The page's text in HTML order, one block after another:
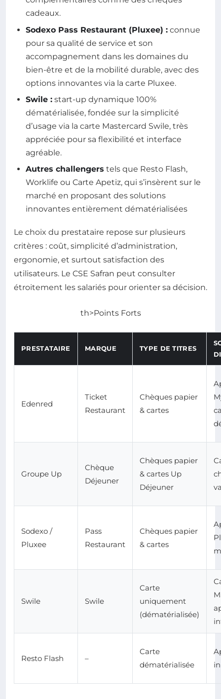
cadeaux.
Sodexo Pass Restaurant (Pluxee) : connue
pour sa qualité de service et son
accompagnement dans les domaines du
bien-être et de la mobilité durable, avec des
options innovantes via la carte Pluxee.
Swile : start-up dynamique 100%
dématérialisée, fondée sur la simplicité
d’usage via la carte Mastercard Swile, très
appréciée pour sa flexibilité et interface
agréable.
Autres challengers tels que Resto Flash,
Worklife ou Carte Apetiz, qui s’insèrent sur le
marché en proposant des solutions
innovantes entièrement dématérialisées
Le choix du prestataire repose sur plusieurs
critères : coût, simplicité d’administration,
ergonomie, et surtout satisfaction des
utilisateurs. Le CSE Safran peut consulter
étroitement les salariés pour orienter sa décision.
th>Points Forts
PRESTATAIRE MARQUE TYPE DE TITRES
Edenred
Ticket
Restaurant
Chèques papier
& cartes
Groupe Up
Chèque
Déjeuner
Chèques papier
& cartes Up
Déjeuner
Sodexo /
Pluxee
Pass
Restaurant
Chèques papier
& cartes
Swile Swile
Carte
uniquement
(dématérialisée)
Resto Flash –
Carte
dématérialisée